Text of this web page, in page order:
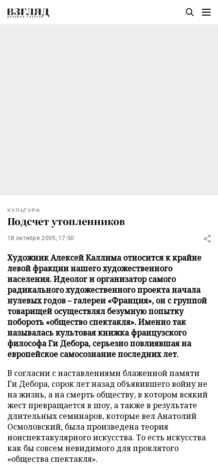
КУЛЬТУРА
Подсчет утопленников
18 октября 2005, 17:50
Художник Алексей Каллима относится к крайне
левой фракции нашего художественного
населения. Идеолог и организатор самого
радикального художественного проекта начала
нулевых годов – галереи «Франция», он с группой
товарищей осуществлял безумную попытку
побороть «общество спектакля». Именно так
называлась культовая книжка французского
философа Ги Дебора, серьезно повлиявшая на
европейское самосознание последних лет.
В согласии с наставлениями блаженной памяти
Ги Дебора, сорок лет назад объявившего войну не
на жизнь, а на смерть обществу, в котором всякий
жест превращается в шоу, а также в результате
длительных семинаров, которые вел Анатолий
Осмоловский, была произведена теория
нонспектакулярного искусства. То есть искусства
как бы совсем невидимого для проклятого
«общества спектакля».